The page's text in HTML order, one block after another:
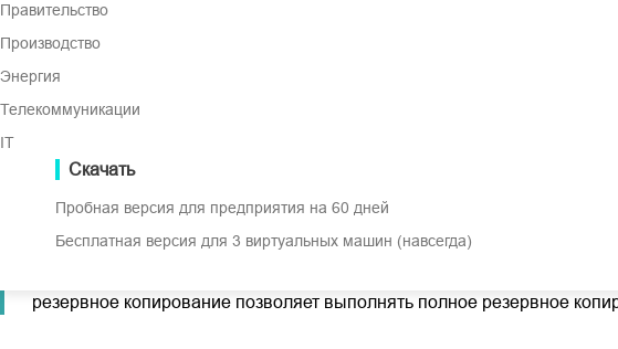
Правительство
Производство
Энергия
Телекоммуникации
IT
Скачать
Пробная версия для предприятия на 60 дней
Бесплатная версия для 3 виртуальных машин (навсегда)
Полный бэкап часто занимает много времени, что может вызвать
резервное копирование позволяет выполнять полное резервное